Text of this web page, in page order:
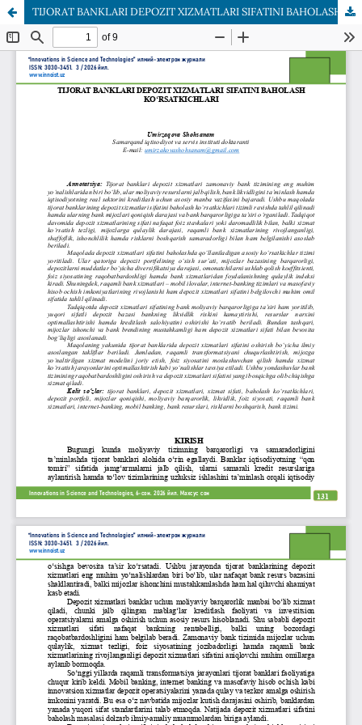
TIJORAT BANKLARI DEPOZIT XIZMATLARI SIFATINI BAHOLASH KOʻRSATKICHLARI